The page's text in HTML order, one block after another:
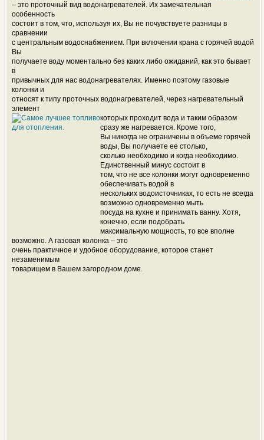
– это проточный вид водонагревателей. Их замечательная
особенность
состоит в том, что, используя их, Вы не почувствуете разницы в
сравнении
с центральным водоснабжением. При включении крана с горячей водой
Вы
получаете воду моментально без каких либо ожиданий, как это бывает
в
привычных для нас водонагревателях. Именно поэтому газовые
колонки и
относят к типу проточных водонагревателей, через нагревательный
элемент
которых проходит вода и таким образом
сразу же нагревается. Кроме того,
Вы никогда не ограничены в объеме горячей
воды, Вы получаете ее столько,
сколько необходимо и когда необходимо.
Единственный минус состоит в
том, что не все колонки могут одновременно
обеспечивать водой в
нескольких водоисточниках, то есть не всегда
возможно одновременно мыть
посуда на кухне и принимать ванну. Хотя,
конечно, если подобрать
максимальную мощность, то все вполне
возможно. А газовая колонка – это
очень практичное и удобное оборудование, которое станет
незаменимым
товарищем в Вашем загородном доме.